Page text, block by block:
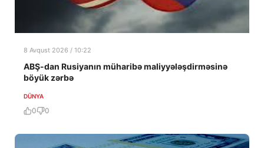
8 Avqust 2026 / 10:22
ABŞ-dan Rusiyanın müharibə maliyyələşdirməsinə
böyük zərbə
DÜNYA
0 0